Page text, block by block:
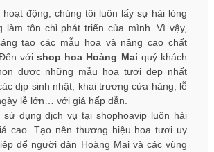
động, chúng tôi luôn lấy sự hài lòng
làm tôn chỉ phát triển của mình. Vì vậy,
tạo các mẫu hoa và nâng cao chất
với shop hoa Hoàng Mai quý khách
được những mẫu hoa tươi đẹp nhất
dịp sinh nhật, khai trương cửa hàng, lễ
lễ lớn… với giá hấp dẫn.
sử dụng dịch vụ tại shophoavip luôn hài
cao. Tạo nên thương hiệu hoa tươi uy
để người dân Hoàng Mai và các vùng